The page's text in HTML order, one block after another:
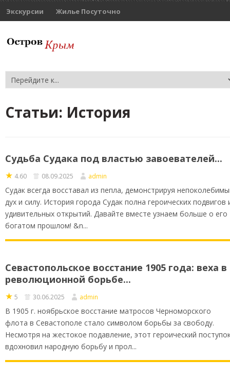
Экскурсии Жилье Посуточно
Статьи: История
Судьба Судака под властью завоевателей...
★ 4.60 08.09.2025 admin
Судак всегда восставал из пепла, демонстрируя
дух и силу. История города Судак полна героических подвигов
удивительных открытий. Давайте вместе узнаем больше о его
богатом прошлом! &n...
Севастопольское восстание 1905 года: веха в
революционной борьбе...
★ 5 30.06.2025 admin
В 1905 г. ноябрьское восстание матросов Черноморского
флота в Севастополе стало символом борьбы за свободу.
Несмотря на жестокое подавление, этот героический
вдохновил народную борьбу и прол...